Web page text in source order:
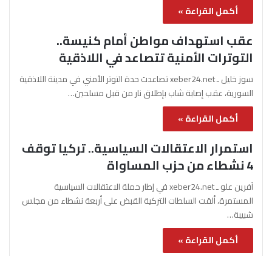
أكمل القراءة »
عقب استهداف مواطن أمام كنيسة..
التوترات الأمنية تتصاعد في اللاذقية
سوز خليل ـ xeber24.net تصاعدت حدة التوتر الأمني في مدينة اللاذقية
السورية، عقب إصابة شاب بإطلاق نار من قبل مسلحين…
أكمل القراءة »
استمرار الاعتقالات السياسية.. تركيا توقف
4 نشطاء من حزب المساواة
آفرين علو ـ xeber24.net في إطار حملة الاعتقالات السياسية
المستمرة، ألقت السلطات التركية القبض على أربعة نشطاء من مجلس
شبيبة…
أكمل القراءة »